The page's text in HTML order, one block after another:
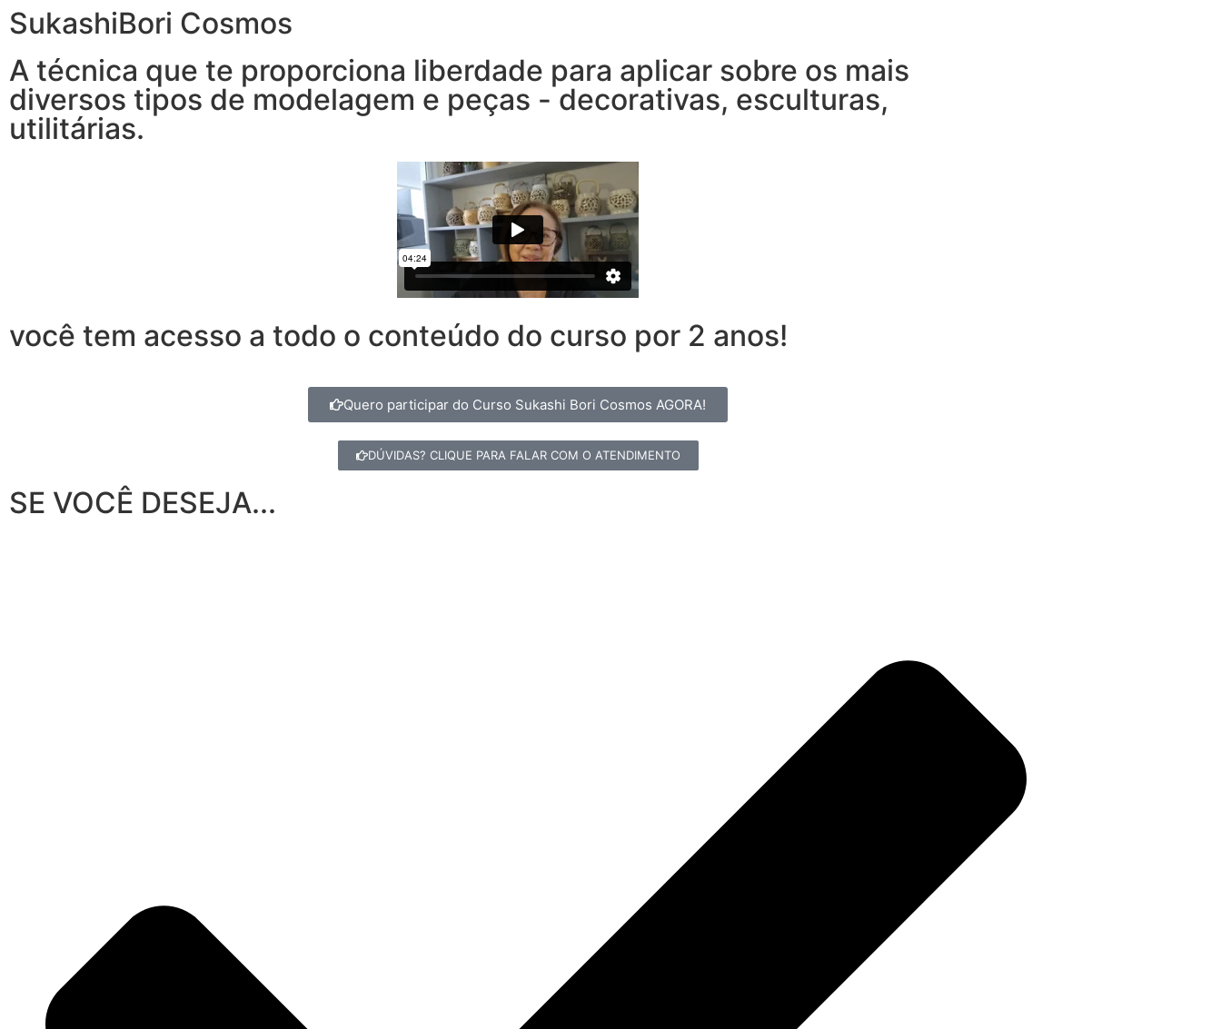
SukashiBori Cosmos
A técnica que te proporciona liberdade para aplicar sobre os mais
diversos tipos de modelagem e peças - decorativas, esculturas,
utilitárias.
você tem acesso a todo o conteúdo do curso por 2 anos!
Quero participar do Curso Sukashi Bori Cosmos AGORA!
DÚVIDAS? CLIQUE PARA FALAR COM O ATENDIMENTO
SE VOCÊ DESEJA...